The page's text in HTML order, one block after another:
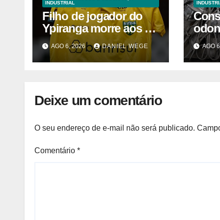
INDUSTRIAL
Filho de jogador do
Ypiranga morre aos 2
anos após acidente
AGO 6, 2026 DANIEL WEGE
2025
AGO
Deixe um comentário
O seu endereço de e-mail não será publicado.
Comentário *